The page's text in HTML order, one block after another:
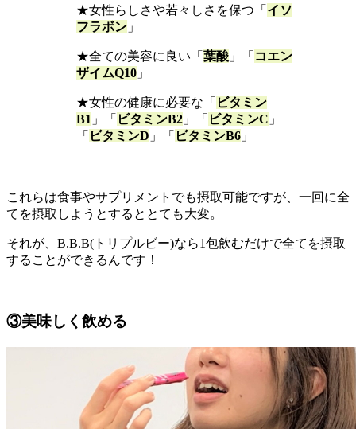
★女性らしさや若々しさを保つ「 イソ
フラボン 」
★全ての美容に良い「 葉酸 」「 コエン
ザイムQ10 」
★女性の健康に必要な「 ビタミン
B1 」「 ビタミンB2 」「 ビタミンC 」
「 ビタミンD 」「 ビタミンB6 」
これらは食事やサプリメントでも摂取可能ですが、一回に全
てを摂取しようとするととても大変。
それが、B.B.B(トリプルビー)なら1包飲むだけで全てを摂取
することができるんです！
③美味しく飲める